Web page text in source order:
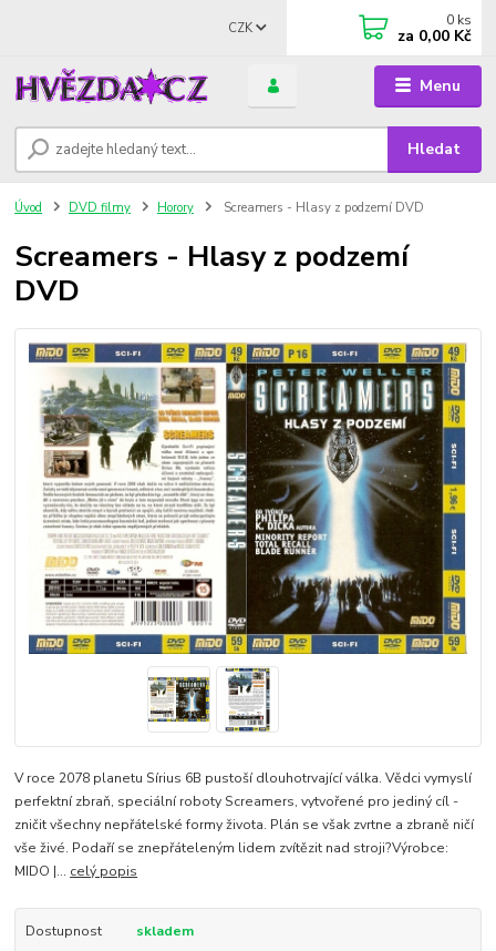
Menu
CZK
Hledat
0 ks
za 0,00 Kč
Úvod DVD filmy Horory Screamers - Hlasy z podzemí DVD
Screamers - Hlasy z podzemí
DVD
V roce 2078 planetu Sírius 6B pustoší dlouhotrvající válka. Vědci vymyslí
perfektní zbraň, speciální roboty Screamers, vytvořené pro jediný cíl -
zničit všechny nepřátelské formy života. Plán se však zvrtne a zbraně ničí
vše živé. Podaří se znepřáteleným lidem zvítězit nad stroji?Výrobce:
MIDO |... celý popis
Dostupnost
skladem